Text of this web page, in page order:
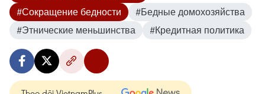
#Сокращение бедности
#Бедные домохозяйства
#Этнические меньшинства
#Кредитная политика